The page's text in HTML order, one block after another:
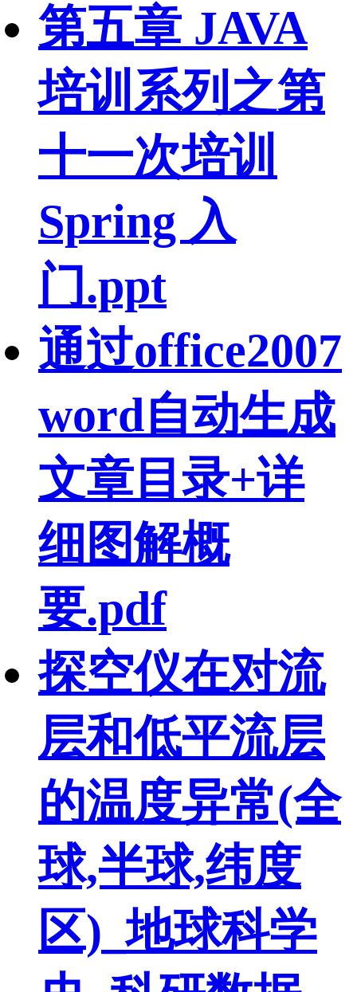
第五章 JAVA
培训系列之第
十一次培训
Spring 入
门.ppt
通过office2007
word自动生成
文章目录+详
细图解概
要.pdf
探空仪在对流
层和低平流层
的温度异常(全
球,半球,纬度
区)_地球科学